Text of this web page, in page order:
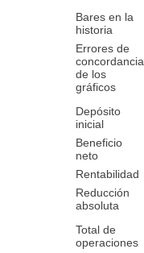
Bares en la
historia
Errores de
concordancia
de los
gráficos
Depósito
inicial
Beneficio
neto
Rentabilidad
Reducción
absoluta
Total de
operaciones